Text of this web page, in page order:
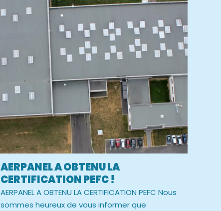
AERPANEL A OBTENU LA
CERTIFICATION PEFC !
AERPANEL A OBTENU LA CERTIFICATION PEFC Nous
sommes heureux de vous informer que